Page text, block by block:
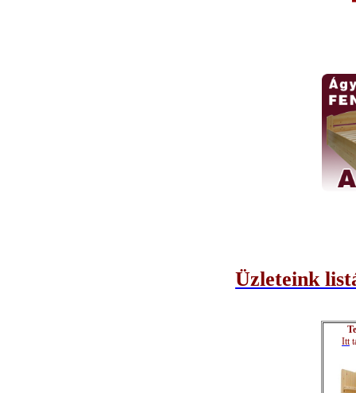
Üzleteink
Itt